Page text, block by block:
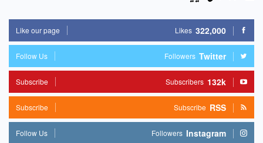
322,000
Likes
Like our page
Twitter
Followers
Follow Us
132k
Subscribers
Subscribe
RSS
Subscribe
Subscribe
Instagram
Followers
Follow Us